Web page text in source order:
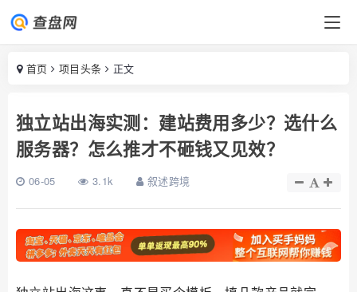
首页 项目头条 正文
独立站出海实测：建站费用多少？选什么
服务器？怎么推才不砸钱又见效？
06-05 3.1k 叙述跨境